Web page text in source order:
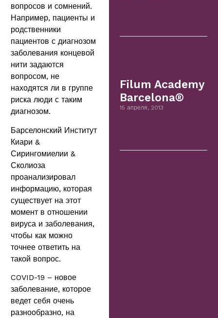
вопросов и сомнений.
Например, пациенты и
родственники
пациентов с диагнозом
заболевания концевой
нити задаются
вопросом, не
находятся ли в группе
риска люди с таким
диагнозом.
Барселонский Институт
Киари &
Сирингомиелии &
Сколиоза
проанализировал
информацию, которая
существует на этот
момент в отношении
вируса и заболевания,
чтобы как можно
точнее ответить на
такой вопрос.
COVID-19 – новое
заболевание, которое
ведет себя очень
разнообразно, на
Filum Academy
Barcelona®
15 апреля, 2013